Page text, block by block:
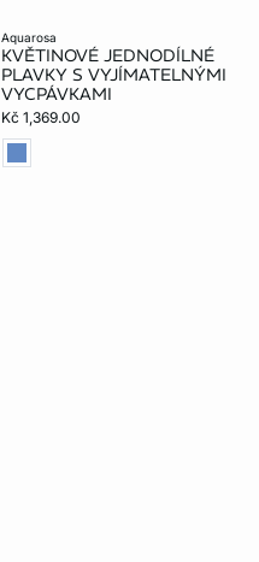
aquarosa
KVĚTINOVÉ JEDNODÍLNÉ
PLAVKY S VYJÍMATELNÝMI
VYCPÁVKAMI
Kč 1,369.00